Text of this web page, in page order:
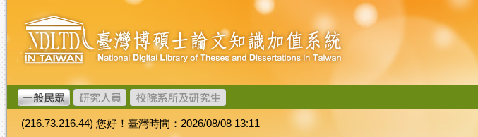
跳
到
主
要
內
容
臺
灣
博
碩
士
論
文
加
(216.73.216.44) 您好！臺灣時間：2026/08/08 13:11